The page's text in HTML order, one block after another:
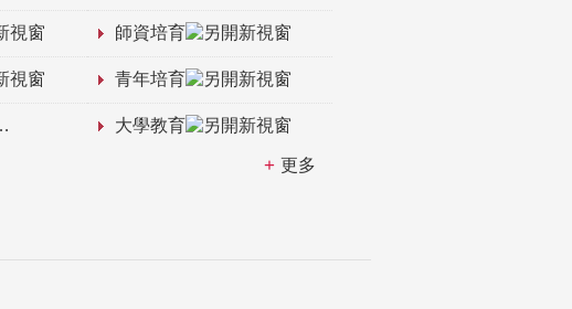
師資培育
青年培育
大學教育
更多